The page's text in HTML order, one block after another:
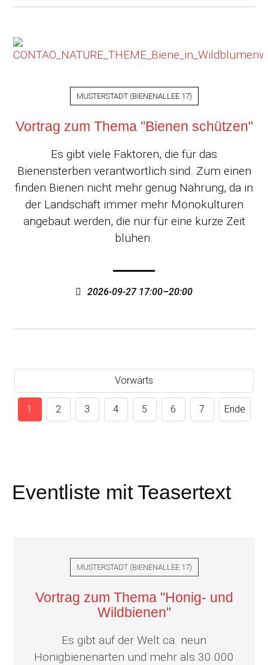
MUSTERSTADT(BIENENALLEE 17)
Vortrag zum Thema "Bienen schützen"
Es gibt viele Faktoren, die für das
Bienensterben verantwortlich sind. Zum einen
finden Bienen nicht mehr genug Nahrung, da in
der Landschaft immer mehr Monokulturen
angebaut werden, die nur für eine kurze Zeit
blühen.
2026-09-27 17:00–20:00
Vorwärts
1 2 3 4 5 6 7 Ende
Eventliste mit Teasertext
MUSTERSTADT(BIENENALLEE 17)
Vortrag zum Thema "Honig- und
Wildbienen"
Es gibt auf der Welt ca. neun
Honigbienenarten und mehr als 30.000